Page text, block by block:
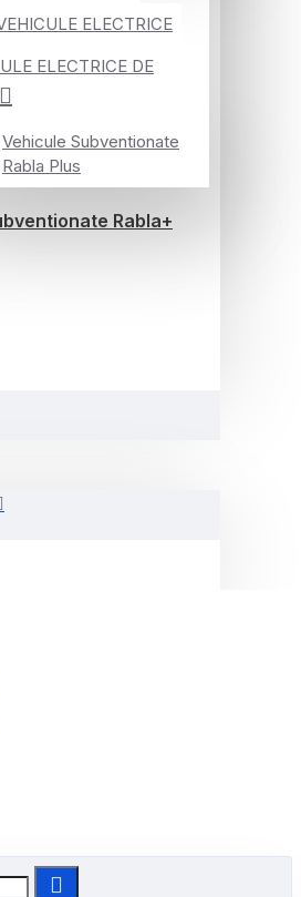
ELECTRICE
ELECTRICE DE
Vehicule Subventionate
Rabla Plus
Rabla+